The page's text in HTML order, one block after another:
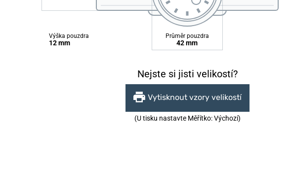
Výška pouzdra
12 mm
Průměr pouzdra
42 mm
Nejste si jisti velikostí?
Vytisknout vzory velikostí
(U tisku nastavte Měřítko: Výchozí)